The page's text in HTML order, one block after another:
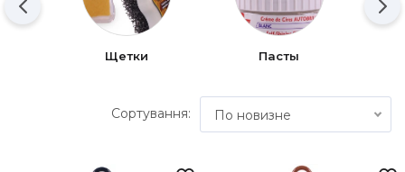
Щетки Пасты
Сортування: По новизне